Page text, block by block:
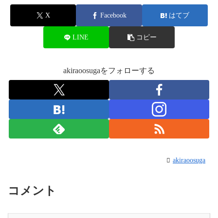
X Facebook はてブ
LINE コピー
akiraoosugaをフォローする
akiraoosuga
コメント